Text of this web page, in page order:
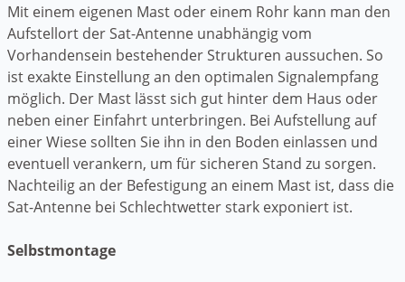
Mit einem eigenen Mast oder einem Rohr kann man den
Aufstellort der Sat-Antenne unabhängig vom
Vorhandensein bestehender Strukturen aussuchen. So
ist exakte Einstellung an den optimalen Signalempfang
möglich. Der Mast lässt sich gut hinter dem Haus oder
neben einer Einfahrt unterbringen. Bei Aufstellung auf
einer Wiese sollten Sie ihn in den Boden einlassen und
eventuell verankern, um für sicheren Stand zu sorgen.
Nachteilig an der Befestigung an einem Mast ist, dass die
Sat-Antenne bei Schlechtwetter stark exponiert ist.
Selbstmontage